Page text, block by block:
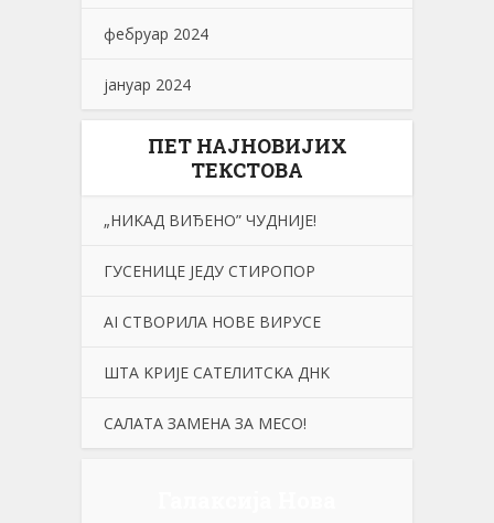
фебруар 2024
јануар 2024
ПЕТ НАЈНОВИЈИХ
ТЕКСТОВА
„НИKАД ВИЂЕНО” ЧУДНИЈЕ!
ГУСЕНИЦЕ ЈЕДУ СТИРОПОР
АI СТВОРИЛА НОВЕ ВИРУСЕ
ШТА KРИЈЕ САТЕЛИТСKА ДНK
САЛАТА ЗАМЕНА ЗА МЕСО!